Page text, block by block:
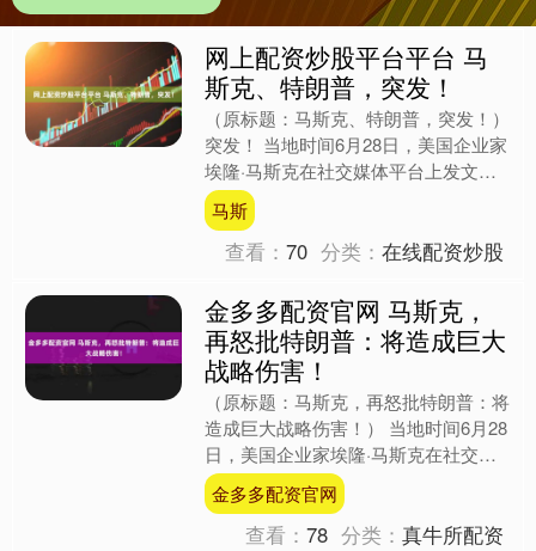
网上配资炒股平台平台 马
斯克、特朗普，突发！
（原标题：马斯克、特朗普，突发！）
突发！ 当地时间6月28日，美国企业家
埃隆·马斯克在社交媒体平台上发文表
示，美国参议院关于大规模税收与支出
法案的最新草案“将....
马斯
查看：70 分类：在线配资炒股
金多多配资官网 马斯克，
再怒批特朗普：将造成巨大
战略伤害！
（原标题：马斯克，再怒批特朗普：将
造成巨大战略伤害！） 当地时间6月28
日，美国企业家埃隆·马斯克在社交媒
体平台上发文表示，美国参议院关于大
规模税收与支出法案的....
金多多配资官网
查看：78 分类：真牛所配资